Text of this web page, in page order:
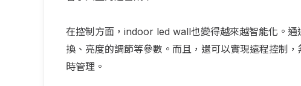
在控制方面，indoor led wall也變得越來越智能化。
換、亮度的調節等參數。而且，還可以實現遠程控制
時管理。